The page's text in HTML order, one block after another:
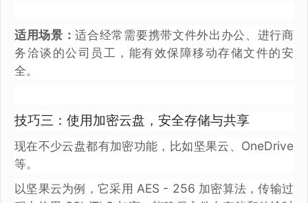
适用场景：适合经常需要携带文件外出办公、进行商
务洽谈的公司员工，能有效保障移动存储文件的安
全。
技巧三：使用加密云盘，安全存储与共享
现在不少云盘都有加密功能，比如坚果云、OneDrive
等。
以坚果云为例，它采用 AES - 256 加密算法，传输过